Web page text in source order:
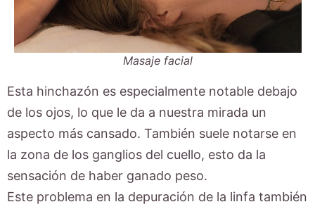
Masaje facial
Esta hinchazón es especialmente notable debajo
de los ojos, lo que le da a nuestra mirada un
aspecto más cansado. También suele notarse en
la zona de los ganglios del cuello, esto da la
sensación de haber ganado peso.
Este problema en la depuración de la linfa también